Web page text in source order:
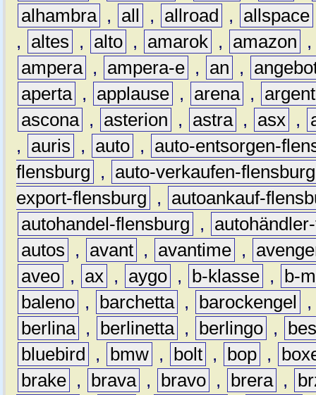
alhambra , all , allroad , allspace
,
altes , alto , amarok , amazon
ampera , ampera-e , an ,
aperta , applause , arena ,
ascona , asterion , astra , asx ,
,
auris , auto ,
auto-entsorgen-
flensburg
,
auto-verkaufen-flensburg
export-flensburg
,
autoankauf-
autohandel-flensburg
,
autos
, avant , avantime ,
aveo , ax , aygo , b-klasse ,
b-
baleno , barchetta , barockengel
berlina , berlinetta , berlingo ,
bluebird
, bmw , bolt , bop ,
brake , brava , bravo , brera ,